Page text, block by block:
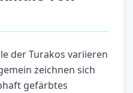
der Turakos variieren
zeichnen sich
gefärbtes